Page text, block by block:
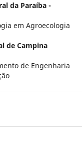
da Paraíba -
em Agroecologia
de Campina
de Engenharia